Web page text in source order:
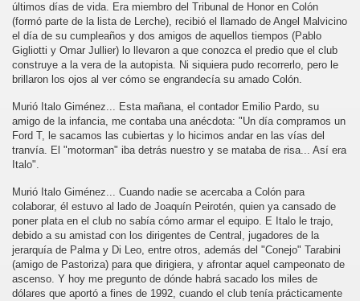
últimos días de vida. Era miembro del Tribunal de Honor en Colón
(formó parte de la lista de Lerche), recibió el llamado de Angel Malvicino
el día de su cumpleaños y dos amigos de aquellos tiempos (Pablo
Gigliotti y Omar Jullier) lo llevaron a que conozca el predio que el club
construye a la vera de la autopista. Ni siquiera pudo recorrerlo, pero le
brillaron los ojos al ver cómo se engrandecía su amado Colón.
Murió Italo Giménez... Esta mañana, el contador Emilio Pardo, su
amigo de la infancia, me contaba una anécdota: "Un día compramos un
Ford T, le sacamos las cubiertas y lo hicimos andar en las vías del
tranvía. El "motorman" iba detrás nuestro y se mataba de risa... Así era
Italo".
Murió Italo Giménez... Cuando nadie se acercaba a Colón para
colaborar, él estuvo al lado de Joaquín Peirotén, quien ya cansado de
poner plata en el club no sabía cómo armar el equipo. E Italo le trajo,
debido a su amistad con los dirigentes de Central, jugadores de la
jerarquía de Palma y Di Leo, entre otros, además del "Conejo" Tarabini
(amigo de Pastoriza) para que dirigiera, y afrontar aquel campeonato de
ascenso. Y hoy me pregunto de dónde habrá sacado los miles de
dólares que aportó a fines de 1992, cuando el club tenía prácticamente